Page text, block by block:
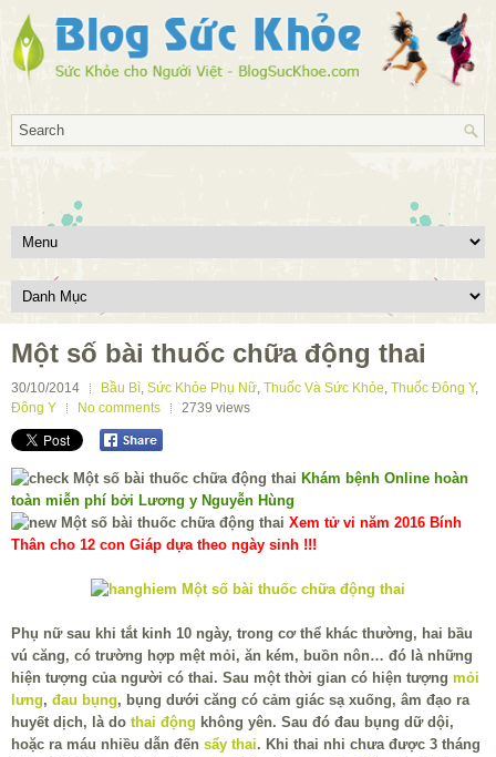
Một số bài thuốc chữa động thai
30/10/2014 Bầu Bì, Sức Khỏe Phụ Nữ, Thuốc Và Sức Khỏe, Thuốc Đông Y,
Đông Y
No comments 2739 views
Khám bệnh Online hoàn
toàn miễn phí bởi Lương y Nguyễn Hùng
Xem tử vi năm 2016 Bính
Thân cho 12 con Giáp dựa theo ngày sinh !!!
Phụ nữ sau khi tắt kinh 10 ngày, trong cơ thể khác thường, hai bầu
vú căng, có trường hợp mệt mỏi, ăn kém, buồn nôn… đó là những
hiện tượng của người có thai. Sau một thời gian có hiện tượng mỏi
lưng, đau bụng, bụng dưới căng có cảm giác sạ xuống, âm đạo ra
huyết dịch, là do thai động không yên. Sau đó đau bụng dữ dội,
hoặc ra máu nhiều dẫn đến sẩy thai. Khi thai nhi chưa được 3 tháng